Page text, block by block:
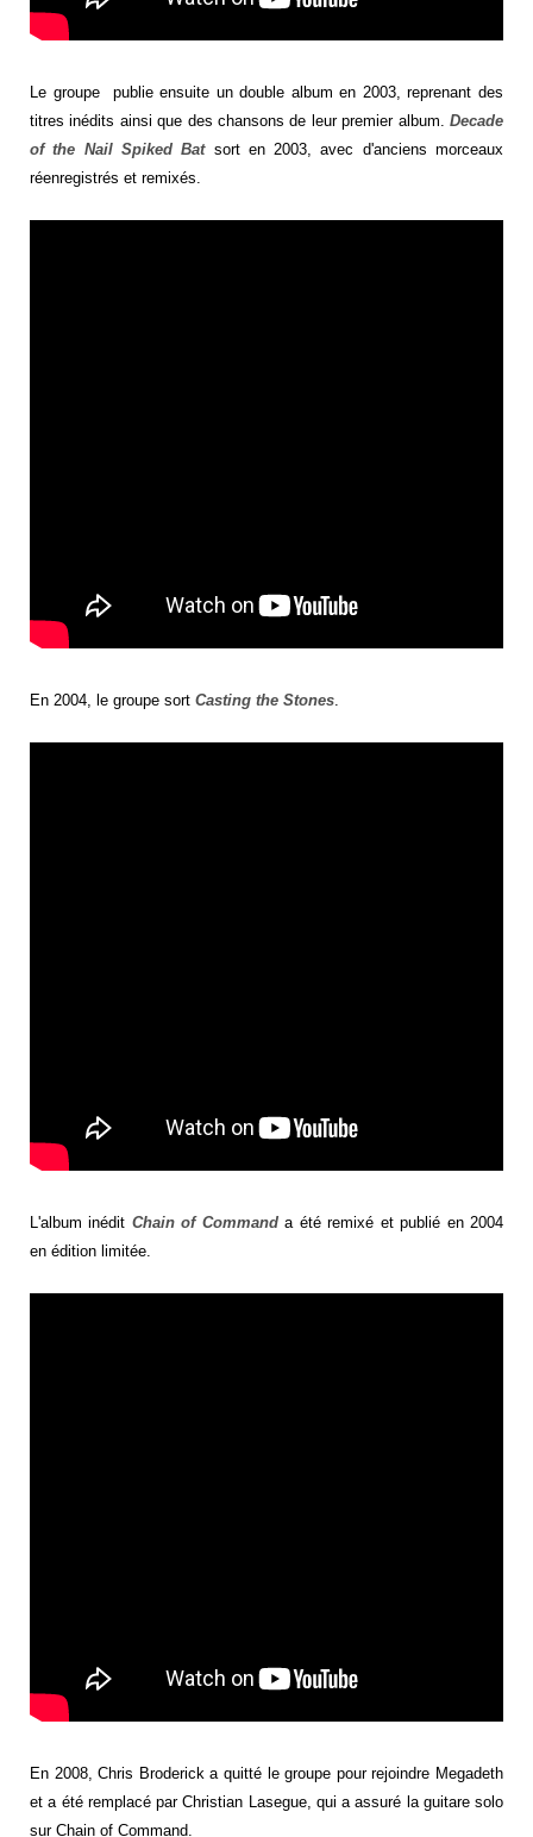
Le groupe publie ensuite un double album en 2003, reprenant des
titres inédits ainsi que des chansons de leur premier album. Decade
of the Nail Spiked Batsort en 2003, avec d'anciens morceaux
réenregistrés et remixés.
En 2004, le groupe sort Casting the Stones
L'album inédit Chain of Commanda été remixé et publié en 2004
en édition limitée.
En 2008, Chris Broderick a quitté le groupe pour rejoindre Megadeth
et a été remplacé par Christian Lasegue, qui a assuré la guitare solo
sur Chain of Command.